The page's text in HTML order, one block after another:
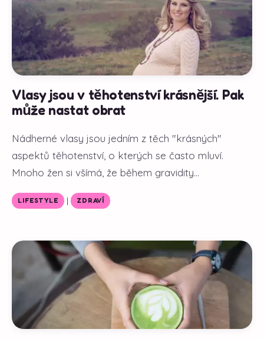
Vlasy jsou v těhotenství krásnější. Pak
může nastat obrat
Nádherné vlasy jsou jedním z těch "krásných"
aspektů těhotenství, o kterých se často mluví.
Mnoho žen si všímá, že během gravidity...
LIFESTYLE | ZDRAVÍ